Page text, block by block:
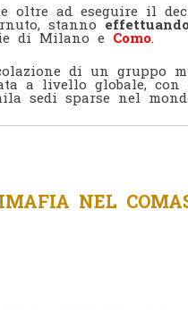
oltre ad eseguire il
stanno
di Milano e Como
di un gruppo
a livello globale, con
sedi sparse nel
NEL